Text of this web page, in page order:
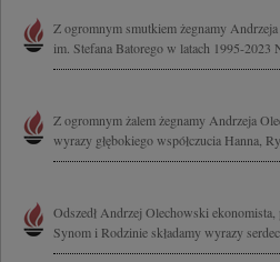
Z ogromnym smutkiem żegnamy
im. Stefana Batorego w latach 1995-2023
Z ogromnym żalem żegnamy Andrzeja
wyrazy głębokiego współczucia Hanna,
Odszedł Andrzej Olechowski
Synom i Rodzinie składamy wyrazy